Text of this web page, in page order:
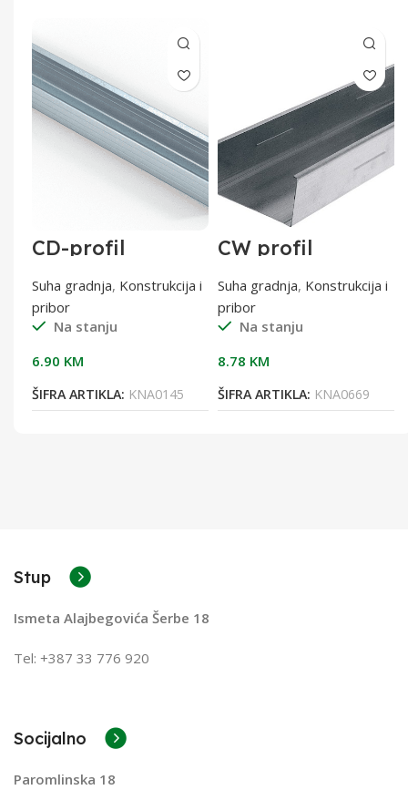
CD-profil
60x27x0,6 od 4 m
0,6 mm
Suha gradnja, Konstrukcija i
pribor
Na stanju
6.90 KM
ŠIFRA ARTIKLA: KNA0145
CW profil
100/3000 0,6 mm
Suha gradnja, Konstrukcija i
pribor
Na stanju
8.78 KM
ŠIFRA ARTIKLA: KNA0669
Stup
Ismeta Alajbegovića Šerbe 18
Tel: +387 33 776 920
Socijalno
Paromlinska 18